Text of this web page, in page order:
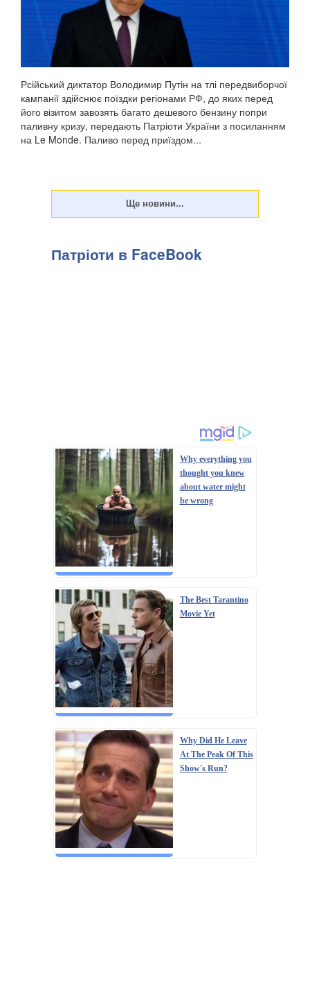
Рсійський диктатор Володимир Путін на тлі передвиборчої
кампанії здійснює поїздки регіонами РФ, до яких перед
його візитом завозять багато дешевого бензину попри
паливну кризу, передають Патріоти України з посиланням
на Le Monde. Паливо перед приїздом...
Патріоти в FaceBook
Why everything you
thought you knew
about water might
be wrong
The Best Tarantino
Movie Yet
Why Did He Leave
At The Peak Of This
Show's Run?